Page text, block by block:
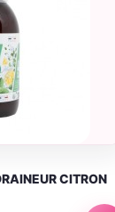
CITRON